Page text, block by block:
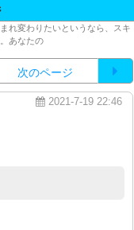
れ変わりたいというなら、スキ
あなたの
次のページ
2021-7-19 22:46
肌の改善を図るには